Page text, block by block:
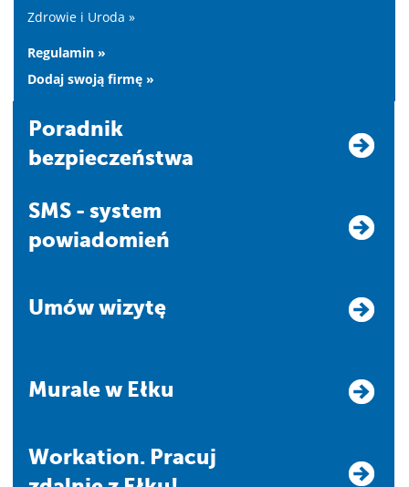
Zdrowie i Uroda »
Regulamin »
Dodaj swoją firmę »
Poradnik
bezpieczeństwa
SMS - system
powiadomień
Umów wizytę
Murale w Ełku
Workation. Pracuj